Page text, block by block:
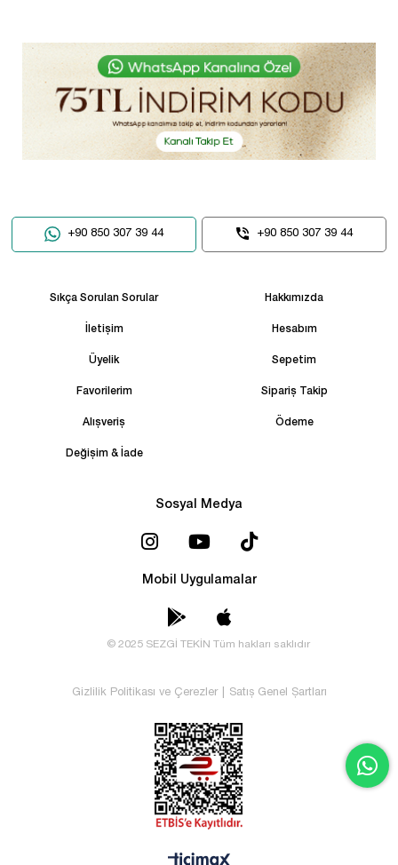
+90 850 307 39 44 +90 850 307 39 44
Sıkça Sorulan Sorular Hakkımızda
İletişim Hesabım
Üyelik Sepetim
Favorilerim Sipariş Takip
Alışveriş Ödeme
Değişim & İade
Sosyal Medya
Mobil Uygulamalar
© 2025 SEZGİ TEKİN Tüm hakları saklıdır
Gizlilik Politikası ve Çerezler Satış Genel Şartları